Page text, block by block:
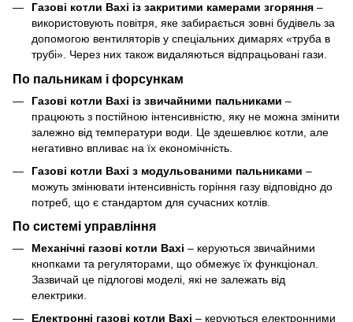
Газові котли Baxi із закритими камерами згоряння –
використовують повітря, яке забирається зовні будівель за
допомогою вентиляторів у спеціальних димарях «труба в
трубі». Через них також видаляються відпрацьовані гази.
По пальникам і форсункам
Газові котли Baxi із звичайними пальниками –
працюють з постійною інтенсивністю, яку не можна змінити
залежно від температури води. Це здешевлює котли, але
негативно впливає на їх економічність.
Газові котли Baxi з модульованими пальниками –
можуть змінювати інтенсивність горіння газу відповідно до
потреб, що є стандартом для сучасних котлів.
По системі управління
Механічні газові котли Baxi – керуються звичайними
кнопками та регуляторами, що обмежує їх функціонал.
Зазвичай це підлогові моделі, які не залежать від
електрики.
Електронні газові котли Baxi – керуються електронними